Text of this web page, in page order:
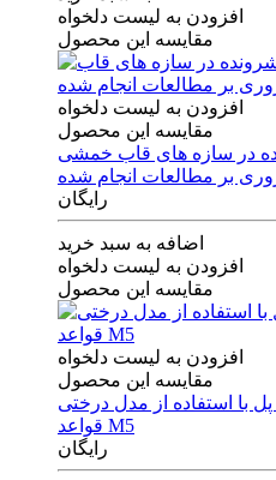
افزودن به لیست دلخواه
مقایسه این محصول
افزودن به لیست دلخواه
مقایسه این محصول
در سازه های قاب خمشی
بر مطالعات انجام شده
رایگان
اضافه به سبد خرید
افزودن به لیست دلخواه
مقایسه این محصول
افزودن به لیست دلخواه
مقایسه این محصول
با استفاده از مدل درختی
قواعد M5
رایگان